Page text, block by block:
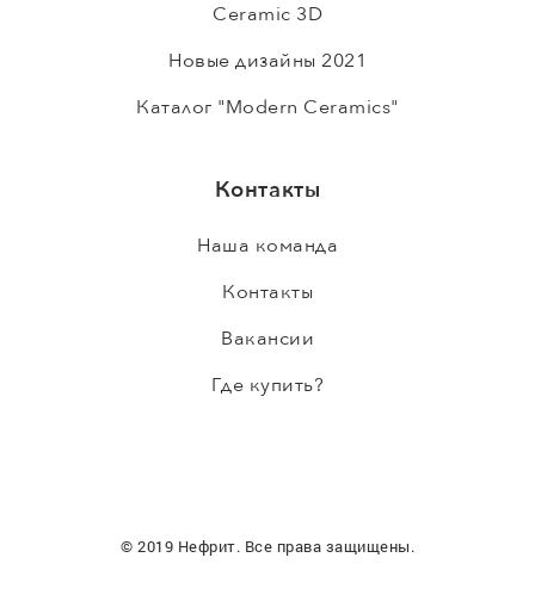
Ceramic 3D
Новые дизайны 2021
Каталог "Modern Ceramics"
Контакты
Наша команда
Контакты
Вакансии
Где купить?
© 2019 Нефрит. Все права защищены.